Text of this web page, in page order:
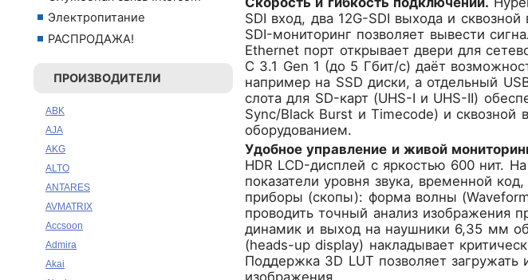
Электропитание
РАСПРОДАЖА!
ПРОИЗВОДИТЕЛИ
ABK
AJA
AKG
ALTO
ANTARES
AVMATRIX
Accsoon
Admira
Akai
SDI вход, два 12G-SDI выхода и
SDI-мониторинг позволяет вывести
Ethernet порт открывает двери для
C 3.1 Gen 1 (до 5 Гбит/с) даёт
например на SSD диски, а отдельный
слота для SD-карт (UHS-I и UHS-II)
Sync/Black Burst и Timecode) и сквозной
оборудованием.
Удобное управление и живой
HDR LCD-дисплей с яркостью 600 нит.
показатели уровня звука, временной
приборы (скопы): форма волны
проводить точный анализ изображения
динамик и выход на наушники 6,35 мм
(heads-up display) накладывает
Поддержка 3D LUT позволяет
изображения.